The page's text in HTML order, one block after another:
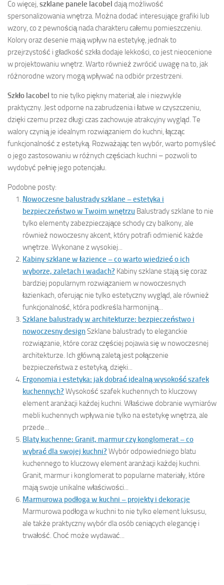
Co więcej, szklane panele lacobel dają możliwość
spersonalizowania wnętrza. Można dodać interesujące grafiki lub
wzory, co z pewnością nada charakteru całemu pomieszczeniu.
Kolory oraz desenie mają wpływ na estetykę, jednak to
przejrzystość i gładkość szkła dodaje lekkości, co jest nieocenione
w projektowaniu wnętrz. Warto również zwrócić uwagę na to, jak
różnorodne wzory mogą wpływać na odbiór przestrzeni.
Szkło lacobel to nie tylko piękny materiał, ale i niezwykle
praktyczny. Jest odporne na zabrudzenia i łatwe w czyszczeniu,
dzięki czemu przez długi czas zachowuje atrakcyjny wygląd. Te
walory czynią je idealnym rozwiązaniem do kuchni, łącząc
funkcjonalność z estetyką. Rozważając ten wybór, warto pomyśleć
o jego zastosowaniu w różnych częściach kuchni – pozwoli to
wydobyć pełnię jego potencjału.
Podobne posty:
Nowoczesne balustrady szklane – estetyka i
bezpieczeństwo w Twoim wnętrzu Balustrady szklane to nie
tylko elementy zabezpieczające schody czy balkony, ale
również nowoczesny akcent, który potrafi odmienić każde
wnętrze. Wykonane z wysokiej...
Kabiny szklane w łazience – co warto wiedzieć o ich
wyborze, zaletach i wadach? Kabiny szklane stają się coraz
bardziej popularnym rozwiązaniem w nowoczesnych
łazienkach, oferując nie tylko estetyczny wygląd, ale również
funkcjonalność, która podkreśla harmonijną...
Szklane balustrady w architekturze: bezpieczeństwo i
nowoczesny designSzklane balustrady to eleganckie
rozwiązanie, które coraz częściej pojawia się w nowoczesnej
architekturze. Ich główną zaletą jest połączenie
bezpieczeństwa z estetyką, dzięki...
Ergonomia i estetyka: jak dobrać idealną wysokość szafek
kuchennych? Wysokość szafek kuchennych to kluczowy
element aranżacji każdej kuchni. Właściwe dobranie wymiarów
mebli kuchennych wpływa nie tylko na estetykę wnętrza, ale
przede...
Blaty kuchenne: Granit, marmur czy konglomerat – co
wybrać dla swojej kuchni? Wybór odpowiedniego blatu
kuchennego to kluczowy element aranżacji każdej kuchni.
Granit, marmur i konglomerat to popularne materiały, które
mają swoje unikalne właściwości...
Marmurowa podłoga w kuchni – projekty i dekoracje
Marmurowa podłoga w kuchni to nie tylko element luksusu,
ale także praktyczny wybór dla osób ceniących elegancję i
trwałość. Choć może wydawać...